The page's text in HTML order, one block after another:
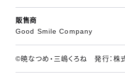
販售商
Good Smile Company
©暁なつめ・三嶋くろね 発行：株